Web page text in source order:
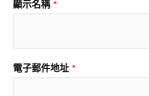
顯示名稱 *
電子郵件地址 *